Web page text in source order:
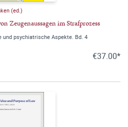
(ed.)
Zeugenaussagen im Strafprozess
psychiatrische Aspekte. Bd. 4
€37.00*